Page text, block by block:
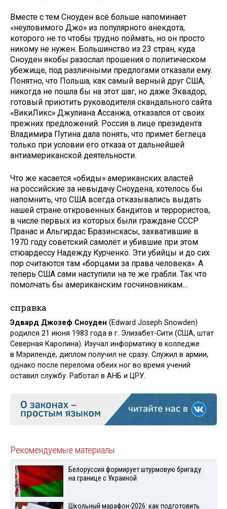
Вместе с тем Сноуден всё больше напоминает
«неуловимого Джо» из популярного анекдота,
которого не то чтобы трудно поймать, но он просто
никому не нужен. Большинство из 23 стран, куда
Сноуден якобы разослал прошения о политическом
убежище, под различными предлогами отказали ему.
Понятно, что Польша, как самый верный друг США,
никогда не пошла бы на этот шаг, но даже Эквадор,
готовый приютить руководителя скандального сайта
«ВикиЛикс» Джулиана Ассанжа, отказался от своих
прежних предложений. Россия в лице президента
Владимира Путина дала понять, что примет беглеца
только при условии его отказа от дальнейшей
антиамериканской деятельности.
Что же касается «обиды» американских властей
на российские за невыдачу Сноудена, хотелось бы
напомнить, что США всегда отказывались выдать
нашей стране откровенных бандитов и террористов,
в числе первых из которых были граждане СССР
Пранас и Альгирдас Бразинскасы, захватившие в
1970 году советский самолёт и убившие при этом
стюардессу Надежду Курченко. Эти убийцы и до сих
пор считаются там «борцами за права человека». А
теперь США сами наступили на те же грабли. Так что
помолчать бы американским госчиновникам…
справка
Эдвард Джозеф Сноуден (Edward Joseph Snowden)
родился 21 июня 1983 года в г. Элизабет-Сити (США, штат
Северная Каролина). Изучал информатику в колледже
в Мэриленде, диплом получил не сразу. Служил в армии,
однако после перелома обеих ног во время учений
оставил службу. Работал в АНБ и ЦРУ.
Рекомендуемые материалы
Белоруссия формирует штурмовую бригаду
на границе с Украиной
Школьный марафон-2026: как подготовить